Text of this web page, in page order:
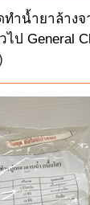
ำน้ำยาล้าง
ป General